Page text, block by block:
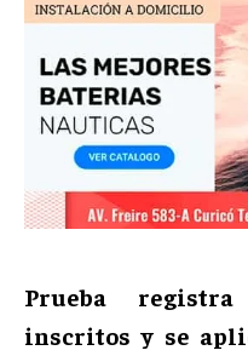
Prueba
inscritos y se